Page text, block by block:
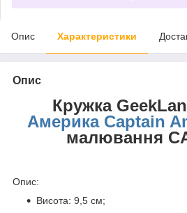
Опис Характеристики
Опис
Кружка
Америка Captain
малювання
Опис:
Висота: 9,5 см;